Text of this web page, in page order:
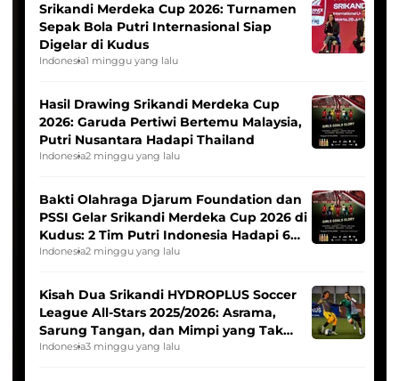
Srikandi Merdeka Cup 2026: Turnamen
Sepak Bola Putri Internasional Siap
Digelar di Kudus
Indonesia1 minggu yang lalu
Hasil Drawing Srikandi Merdeka Cup
2026: Garuda Pertiwi Bertemu Malaysia,
Putri Nusantara Hadapi Thailand
Indonesia2 minggu yang lalu
Bakti Olahraga Djarum Foundation dan
PSSI Gelar Srikandi Merdeka Cup 2026 di
Kudus: 2 Tim Putri Indonesia Hadapi 6
Tim Asia
Indonesia2 minggu yang lalu
Kisah Dua Srikandi HYDROPLUS Soccer
League All-Stars 2025/2026: Asrama,
Sarung Tangan, dan Mimpi yang Tak
Pernah Padam
Indonesia3 minggu yang lalu